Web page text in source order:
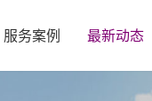
服务案例 最新动态